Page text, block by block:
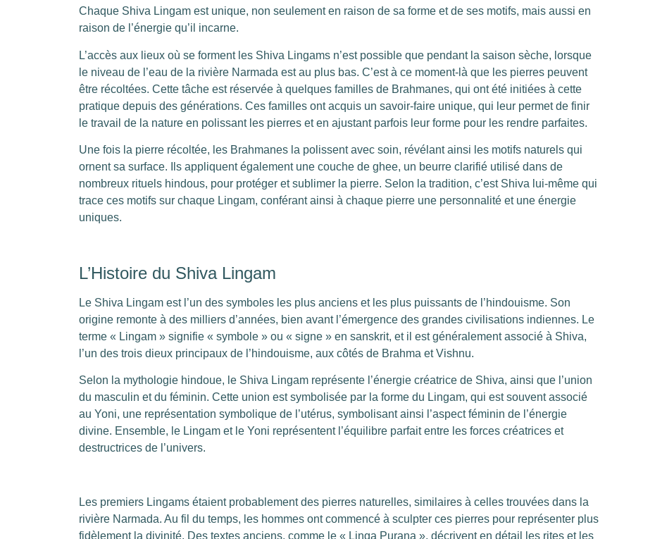
Chaque Shiva Lingam est unique, non seulement en raison de sa forme et de ses motifs, mais aussi en
raison de l’énergie qu’il incarne.
L’accès aux lieux où se forment les Shiva Lingams n’est possible que pendant la saison sèche, lorsque
le niveau de l’eau de la rivière Narmada est au plus bas. C’est à ce moment-là que les pierres peuvent
être récoltées. Cette tâche est réservée à quelques familles de Brahmanes, qui ont été initiées à cette
pratique depuis des générations. Ces familles ont acquis un savoir-faire unique, qui leur permet de finir
le travail de la nature en polissant les pierres et en ajustant parfois leur forme pour les rendre parfaites.
Une fois la pierre récoltée, les Brahmanes la polissent avec soin, révélant ainsi les motifs naturels qui
ornent sa surface. Ils appliquent également une couche de ghee, un beurre clarifié utilisé dans de
nombreux rituels hindous, pour protéger et sublimer la pierre. Selon la tradition, c’est Shiva lui-même qui
trace ces motifs sur chaque Lingam, conférant ainsi à chaque pierre une personnalité et une énergie
uniques.
L’Histoire du Shiva Lingam
Le Shiva Lingam est l’un des symboles les plus anciens et les plus puissants de l’hindouisme. Son
origine remonte à des milliers d’années, bien avant l’émergence des grandes civilisations indiennes. Le
terme « Lingam » signifie « symbole » ou « signe » en sanskrit, et il est généralement associé à Shiva,
l’un des trois dieux principaux de l’hindouisme, aux côtés de Brahma et Vishnu.
Selon la mythologie hindoue, le Shiva Lingam représente l’énergie créatrice de Shiva, ainsi que l’union
du masculin et du féminin. Cette union est symbolisée par la forme du Lingam, qui est souvent associé
au Yoni, une représentation symbolique de l’utérus, symbolisant ainsi l’aspect féminin de l’énergie
divine. Ensemble, le Lingam et le Yoni représentent l’équilibre parfait entre les forces créatrices et
destructrices de l’univers.
Les premiers Lingams étaient probablement des pierres naturelles, similaires à celles trouvées dans la
rivière Narmada. Au fil du temps, les hommes ont commencé à sculpter ces pierres pour représenter plus
fidèlement la divinité. Des textes anciens, comme le « Linga Purana », décrivent en détail les rites et les